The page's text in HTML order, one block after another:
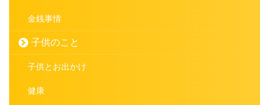
金銭事情
子供のこと
子供とお出かけ
健康